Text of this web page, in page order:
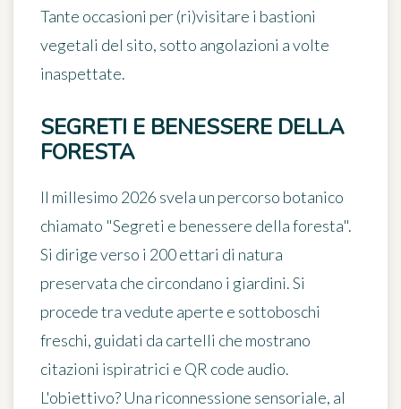
Tante occasioni per (ri)visitare i bastioni
vegetali del sito, sotto angolazioni a volte
inaspettate.
SEGRETI E BENESSERE DELLA
FORESTA
Il millesimo 2026 svela un percorso botanico
chiamato "Segreti e benessere della foresta".
Si dirige verso i 200 ettari di natura
preservata che circondano i giardini. Si
procede tra vedute aperte e sottoboschi
freschi, guidati da cartelli che mostrano
citazioni ispiratrici e QR code audio.
L'obiettivo? Una riconnessione sensoriale, al